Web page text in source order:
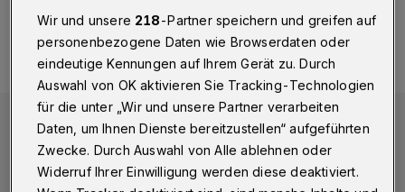
Bilderstrecke
Leistungssportlerin und Model
Wir und unsere 218-Partner speichern und greifen auf
personenbezogene Daten wie Browserdaten oder
eindeutige Kennungen auf Ihrem Gerät zu. Durch
Auswahl von OK aktivieren Sie Tracking-Technologien
für die unter „Wir und unsere Partner verarbeiten
Daten, um Ihnen Dienste bereitzustellen“ aufgeführten
Zwecke. Durch Auswahl von Alle ablehnen oder
Widerruf Ihrer Einwilligung werden diese deaktiviert.